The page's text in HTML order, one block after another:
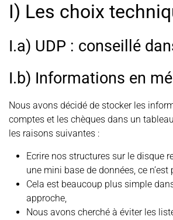
I) Les choix
I.a) UDP : conseillé
I.b) Informations en
Nous avons décidé de stocker les
comptes et les chèques dans un
les raisons suivantes :
Ecrire nos structures sur le disque
une mini base de données, ce n’est
Cela est beaucoup plus simple
approche,
Nous avons cherché à éviter les